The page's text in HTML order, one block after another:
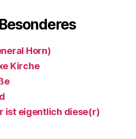
Horn)
Kirche
ist eigentlich diese(r)